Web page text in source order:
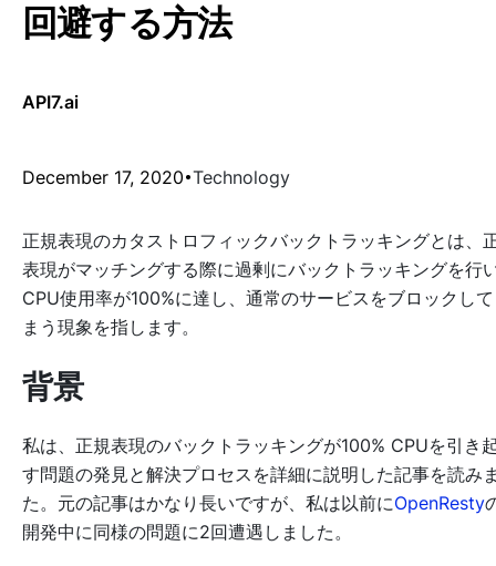
回避する方法
API7.ai
December 17, 2020 Technology
正規表現のカタストロフィックバックトラッキングとは、
表現がマッチングする際に過剰にバックトラッキングを行
CPU使用率が100%に達し、通常のサービスをブロックし
まう現象を指します。
背景
私は、正規表現のバックトラッキングが100% CPUを引き
す問題の発見と解決プロセスを詳細に説明した記事を読み
た。元の記事はかなり長いですが、私は以前にOpenResty
開発中に同様の問題に2回遭遇しました。